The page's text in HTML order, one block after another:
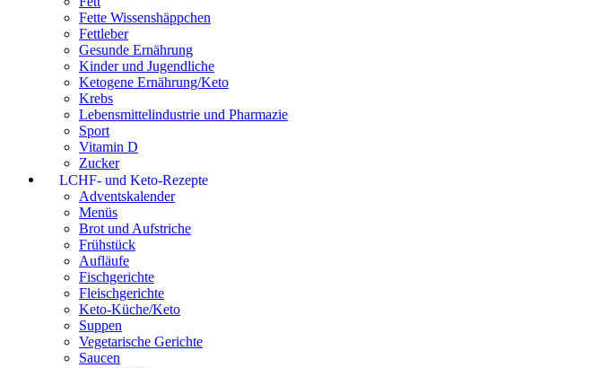
Fette Wissenshäppchen
Fettleber
Gesunde Ernährung
Kinder und Jugendliche
Ketogene Ernährung/Keto
Krebs
Lebensmittelindustrie und Pharmazie
Sport
Vitamin D
Zucker
LCHF- und Keto-Rezepte
Adventskalender
Menüs
Brot und Aufstriche
Frühstück
Aufläufe
Fischgerichte
Fleischgerichte
Keto-Küche/Keto
Suppen
Vegetarische Gerichte
Saucen